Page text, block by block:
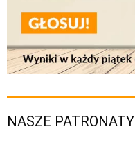
NASZE PATRONATY